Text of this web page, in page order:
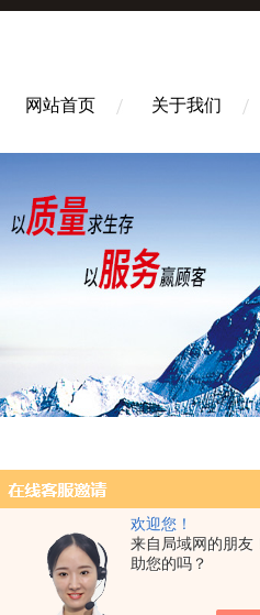
欢迎您！
来自局域网的朋友
助您的吗？
网站首页 关于我们